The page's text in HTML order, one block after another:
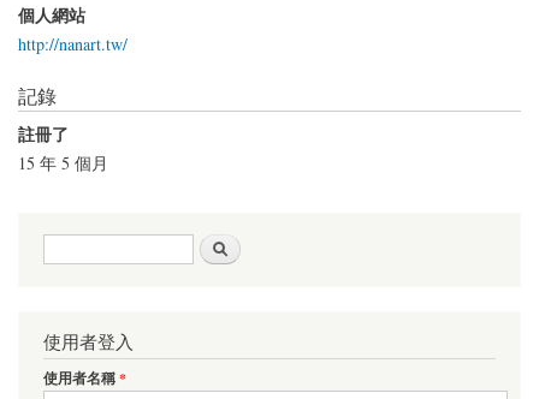
個人網站
http://nanart.tw/
記錄
註冊了
15 年 5 個月
搜尋表單
使用者登入
使用者名稱*